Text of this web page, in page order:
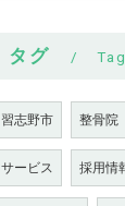
タグ
習志野市 整骨院
サービス 採用情